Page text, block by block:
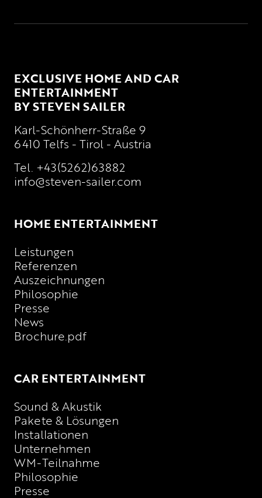
EXCLUSIVE HOME AND CAR
ENTERTAINMENT
BY STEVEN SAILER
Karl-Schönherr-Straße 9
6410 Telfs - Tirol - Austria
Tel. +43(5262)63882
info@steven-sailer.com
HOME ENTERTAINMENT
Leistungen
Referenzen
Auszeichnungen
Philosophie
Presse
News
Brochure.pdf
CAR ENTERTAINMENT
Sound & Akustik
Pakete & Lösungen
Installationen
Unternehmen
WM-Teilnahme
Philosophie
Presse